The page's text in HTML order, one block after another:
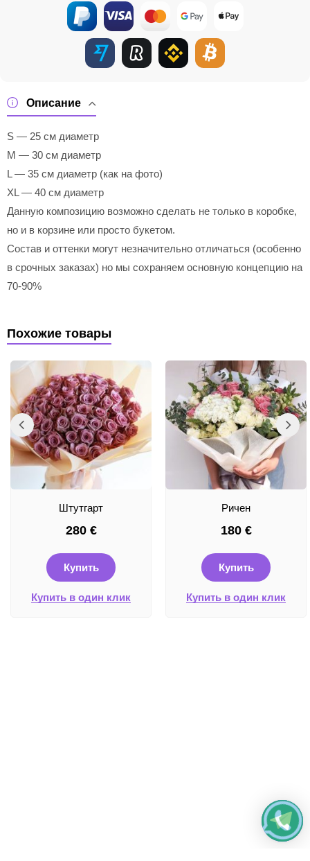
Описание
S — 25 см диаметр
M — 30 см диаметр
L — 35 см диаметр (как на фото)
XL — 40 см диаметр
Данную композицию возможно сделать не только в коробке,
но и в корзине или просто букетом.
Состав и оттенки могут незначительно отличаться (особенно
в срочных заказах) но мы сохраняем основную концепцию на
70-90%
Похожие товары
Штутгарт
280 €
Купить
Купить в один клик
Ричен
180 €
Купить
Купить в один клик